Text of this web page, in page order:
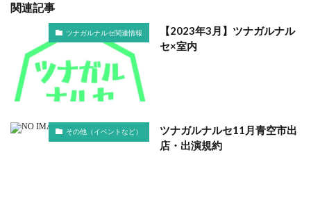
関連記事
ツナガルナルセ関連情報
【2023年3月】ツナガルナル
セ×室内
その他（イベントなど）
ツナガルナルセ11月青空市出
店・出演規約